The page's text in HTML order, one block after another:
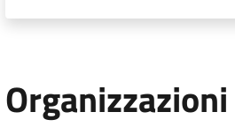
Organizzazioni